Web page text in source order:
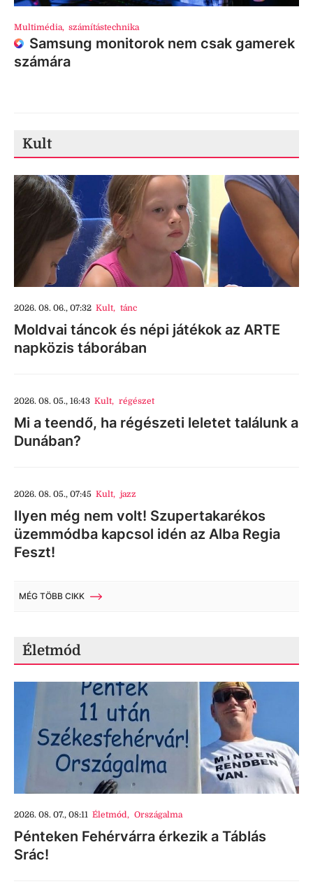
Multimédia, számítástechnika
Samsung monitorok nem csak gamerek
számára
Kult
2026. 08. 06., 07:32 Kult, tánc
Moldvai táncok és népi játékok az ARTE
napközis táborában
2026. 08. 05., 16:43 Kult, régészet
Mi a teendő, ha régészeti leletet találunk a
Dunában?
2026. 08. 05., 07:45 Kult, jazz
Ilyen még nem volt! Szupertakarékos
üzemmódba kapcsol idén az Alba Regia
Feszt!
MÉG TÖBB CIKK
Életmód
2026. 08. 07., 08:11 Életmód, Országalma
Pénteken Fehérvárra érkezik a Táblás
Srác!